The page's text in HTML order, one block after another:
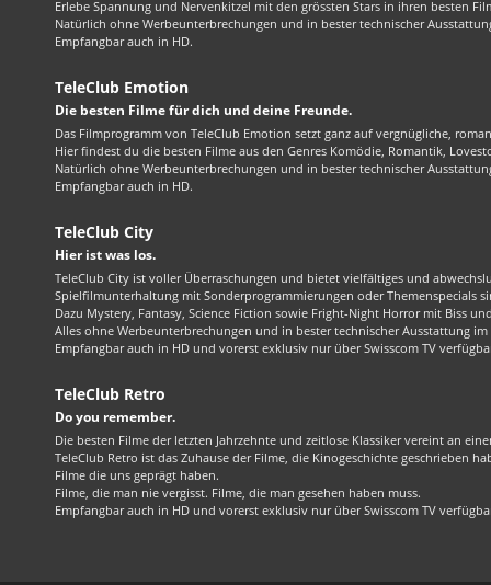
Erlebe Spannung und Nervenkitzel mit den grössten Stars in ihren besten
Natürlich ohne Werbeunterbrechungen und in bester technischer
Empfangbar auch in HD.
TeleClub Emotion
Die besten Filme für dich und deine Freunde.
Das Filmprogramm von TeleClub Emotion setzt ganz auf vergnügliche,
Hier findest du die besten Filme aus den Genres Komödie, Romantik,
Natürlich ohne Werbeunterbrechungen und in bester technischer
Empfangbar auch in HD.
TeleClub City
Hier ist was los.
TeleClub City ist voller Überraschungen und bietet vielfältiges und
Spielfilmunterhaltung mit Sonderprogrammierungen oder Themenspecials
Dazu Mystery, Fantasy, Science Fiction sowie Fright-Night Horror mit Biss
Alles ohne Werbeunterbrechungen und in bester technischer Ausstattung
Empfangbar auch in HD und vorerst exklusiv nur über Swisscom TV
TeleClub Retro
Do you remember.
Die besten Filme der letzten Jahrzehnte und zeitlose Klassiker vereint an
TeleClub Retro ist das Zuhause der Filme, die Kinogeschichte geschrieben
Filme die uns geprägt haben.
Filme, die man nie vergisst. Filme, die man gesehen haben muss.
Empfangbar auch in HD und vorerst exklusiv nur über Swisscom TV